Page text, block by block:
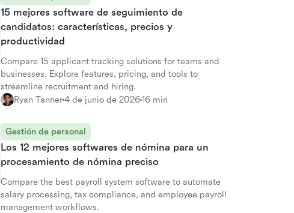
15 mejores software de seguimiento de
candidatos: características, precios y
productividad
Compare 15 applicant tracking solutions for teams and
businesses. Explore features, pricing, and tools to
streamline recruitment and hiring.
Ryan Tanner4 de junio de 202616 min
Gestión de personal
Los 12 mejores softwares de nómina para un
procesamiento de nómina preciso
Compare the best payroll system software to automate
salary processing, tax compliance, and employee payroll
management workflows.